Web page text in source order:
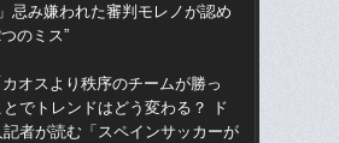
忌み嫌われた審判モレノが認め
のミス”
オスより秩序のチームが勝っ
とでトレンドはどう変わる？ ド
記者が読む「スペインサッカーが